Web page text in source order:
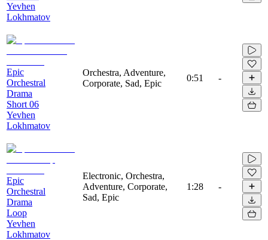
Yevhen
Lokhmatov
Epic
Orchestral
Drama
Short 06
Yevhen
Lokhmatov
Orchestra, Adventure,
Corporate, Sad, Epic
0:51 -
Epic
Orchestral
Drama
Loop
Yevhen
Lokhmatov
Electronic, Orchestra,
Adventure, Corporate,
Sad, Epic
1:28 -